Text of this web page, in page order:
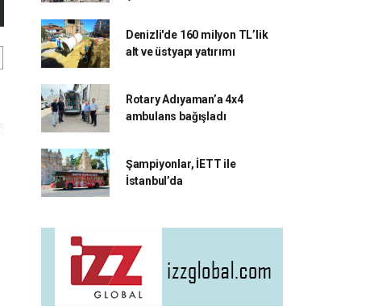
Denizli'de 160 milyon TL’lik
alt ve üstyapı yatırımı
Rotary Adıyaman’a 4x4
ambulans bağışladı
Şampiyonlar, İETT ile
İstanbul’da